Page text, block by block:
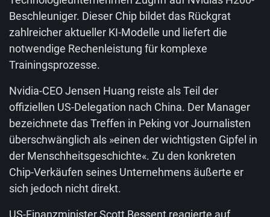
Beschleuniger. Dieser Chip bildet das Rückgrat
zahlreicher aktueller KI-Modelle und liefert die
notwendige Rechenleistung für komplexe
Trainingsprozesse.
Nvidia-CEO Jensen Huang reiste als Teil der
offiziellen US-Delegation nach China. Der Manager
bezeichnete das Treffen in Peking vor Journalisten
überschwänglich als »einen der wichtigsten Gipfel in
der Menschheitsgeschichte«. Zu den konkreten
Chip-Verkäufen seines Unternehmens äußerte er
sich jedoch nicht direkt.
US-Finanzminister Scott Bessent reagierte auf